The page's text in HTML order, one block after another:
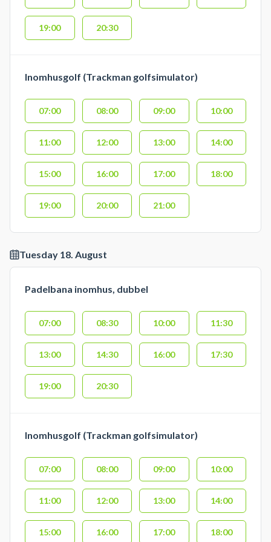
19:00 20:30
Inomhusgolf (Trackman golfsimulator)
07:00 08:00 09:00 10:00
11:00 12:00 13:00 14:00
15:00 16:00 17:00 18:00
19:00 20:00 21:00
Tuesday 18. August
Padelbana inomhus, dubbel
07:00 08:30 10:00 11:30
13:00 14:30 16:00 17:30
19:00 20:30
Inomhusgolf (Trackman golfsimulator)
07:00 08:00 09:00 10:00
11:00 12:00 13:00 14:00
15:00 16:00 17:00 18:00